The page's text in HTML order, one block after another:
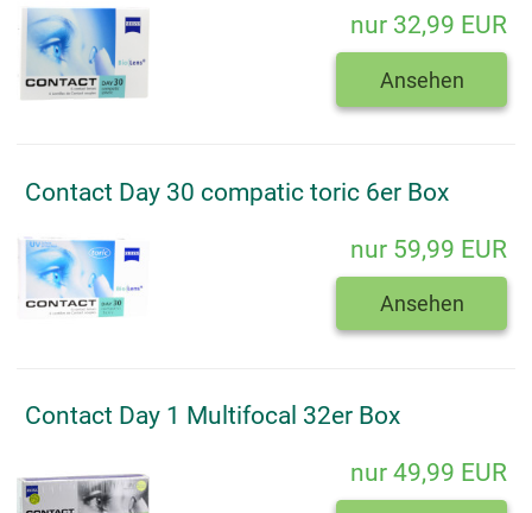
nur 32,99 EUR
Ansehen
Contact Day 30 compatic toric 6er Box
nur 59,99 EUR
Ansehen
Contact Day 1 Multifocal 32er Box
nur 49,99 EUR